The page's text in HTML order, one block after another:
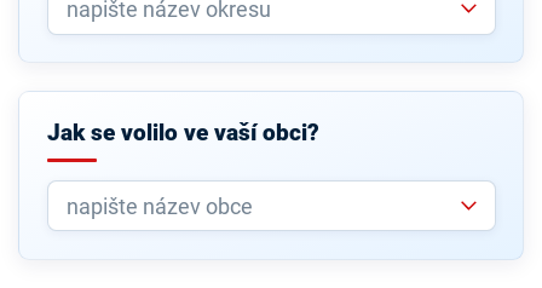
Jak se volilo ve vaší obci?